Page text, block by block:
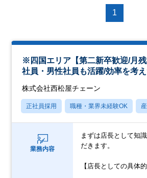
1
※四国エリア【第二新卒歓迎/月
社員・男性社員も活躍/効率を考え
株式会社西松屋チェーン
正社員採用 職種・業界未経験OK
業務内容
まずは店長として知
だきます。
【店長としての具体